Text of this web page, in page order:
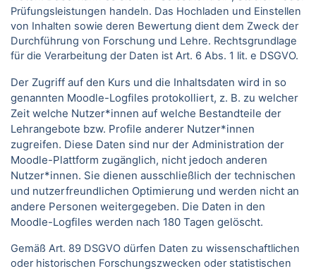
Prüfungsleistungen handeln. Das Hochladen und Einstellen
von Inhalten sowie deren Bewertung dient dem Zweck der
Durchführung von Forschung und Lehre. Rechtsgrundlage
für die Verarbeitung der Daten ist Art. 6 Abs. 1 lit. e DSGVO.
Der Zugriff auf den Kurs und die Inhaltsdaten wird in so
genannten Moodle-Logfiles protokolliert, z. B. zu welcher
Zeit welche Nutzer*innen auf welche Bestandteile der
Lehrangebote bzw. Profile anderer Nutzer*innen
zugreifen. Diese Daten sind nur der Administration der
Moodle-Plattform zugänglich, nicht jedoch anderen
Nutzer*innen. Sie dienen ausschließlich der technischen
und nutzerfreundlichen Optimierung und werden nicht an
andere Personen weitergegeben. Die Daten in den
Moodle-Logfiles werden nach 180 Tagen gelöscht.
Gemäß Art. 89 DSGVO dürfen Daten zu wissenschaftlichen
oder historischen Forschungszwecken oder statistischen